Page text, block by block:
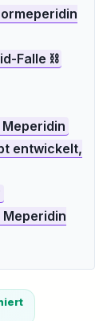
Falle ⛓️
Meperidin
entwickelt,